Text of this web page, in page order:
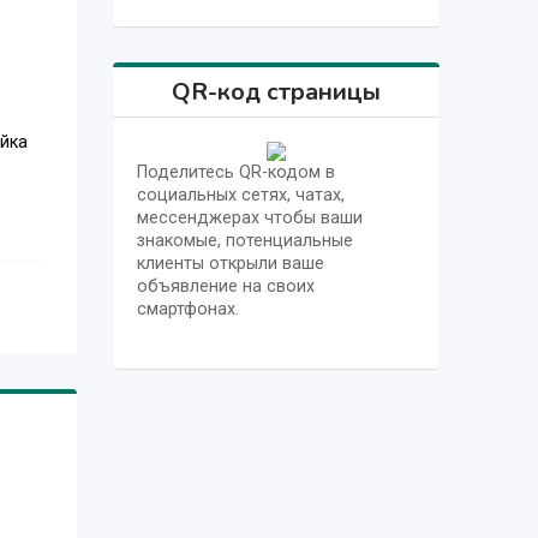
QR-код страницы
Поделитесь QR-кодом в
социальных сетях, чатах,
мессенджерах чтобы ваши
знакомые, потенциальные
клиенты открыли ваше
объявление на своих
смартфонах.